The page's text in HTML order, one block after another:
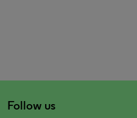
Follow us